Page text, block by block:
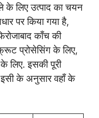
के लिए उत्पाद का चयन
पर किया गया है,
काँच की
प्रोसेसिंग के लिए,
लिए. इसकी पूरी
के अनुसार वहाँ के